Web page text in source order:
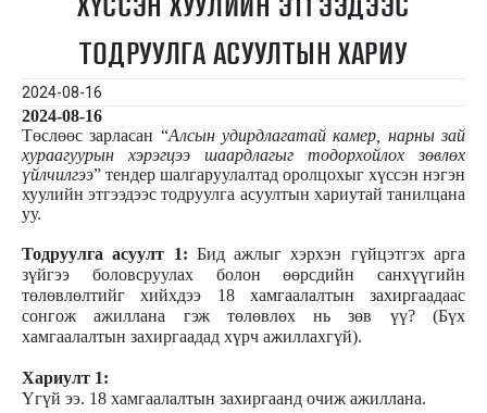
ТОДРУУЛГА АСУУЛТЫН ХАРИУ
2024-08-16
2024-08-16
Төслөөс зарласан “Алсын удирдлагатай камер, нарны зай
хураагуурын хэрэгцээ шаардлагыг тодорхойлох зөвлөх
үйлчилгээ” тендер шалгаруулалтад оролцохыг хүссэн нэгэн
хуулийн этгээдээс тодруулга асуултын хариутай танилцана
уу.
Тодруулга асуулт 1: Бид ажлыг хэрхэн гүйцэтгэх арга
зүйгээ боловсруулах болон өөрсдийн санхүүгийн
төлөвлөлтийг хийхдээ 18 хамгаалалтын захиргаадаас
сонгож ажиллана гэж төлөвлөх нь зөв үү? (Бүх
хамгаалалтын захиргаадад хүрч ажиллахгүй).
Хариулт 1:
Үгүй ээ. 18 хамгаалалтын захиргаанд очиж ажиллана.